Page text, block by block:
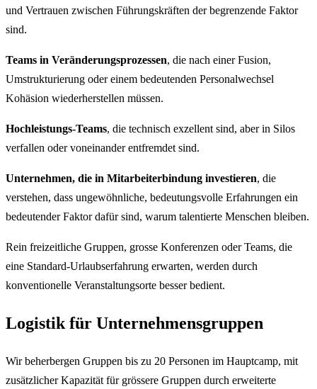
und Vertrauen zwischen Führungskräften der begrenzende Faktor
sind.
Teams in Veränderungsprozessen, die nach einer Fusion,
Umstrukturierung oder einem bedeutenden Personalwechsel
Kohäsion wiederherstellen müssen.
Hochleistungs-Teams, die technisch exzellent sind, aber in Silos
verfallen oder voneinander entfremdet sind.
Unternehmen, die in Mitarbeiterbindung investieren, die
verstehen, dass ungewöhnliche, bedeutungsvolle Erfahrungen ein
bedeutender Faktor dafür sind, warum talentierte Menschen bleiben.
Rein freizeitliche Gruppen, grosse Konferenzen oder Teams, die
eine Standard-Urlaubserfahrung erwarten, werden durch
konventionelle Veranstaltungsorte besser bedient.
Logistik für Unternehmensgruppen
Wir beherbergen Gruppen bis zu 20 Personen im Hauptcamp, mit
zusätzlicher Kapazität für grössere Gruppen durch erweiterte